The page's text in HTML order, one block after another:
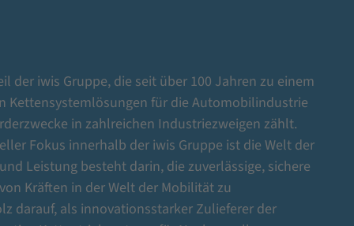
der iwis Gruppe, die seit über 100 Jahren zu einem
Kettensystemlösungen für die Automobilindustrie
in zahlreichen Industriezweigen zählt.
Fokus innerhalb der iwis Gruppe ist die Welt der
Leistung besteht darin, die zuverlässige, sichere
Kräften in der Welt der Mobilität zu
darauf, als innovationsstarker Zulieferer der